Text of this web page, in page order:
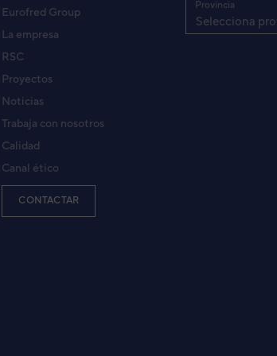
Eurofred Group
La empresa
RSC
Proyectos
Noticias
Trabaja con nosotros
Calidad
Canal ético
CONTACTAR
Selecciona
Provincia